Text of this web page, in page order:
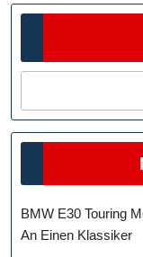
BMW E30 Touring
An Einen Klassiker